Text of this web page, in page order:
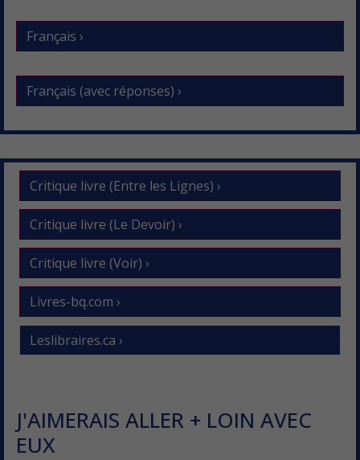
Français ›
Français (avec réponses) ›
Critique livre (Entre les Lignes) ›
Critique livre (Le Devoir) ›
Critique livre (Voir) ›
Livres-bq.com ›
Leslibraires.ca ›
J'AIMERAIS ALLER + LOIN AVEC
EUX